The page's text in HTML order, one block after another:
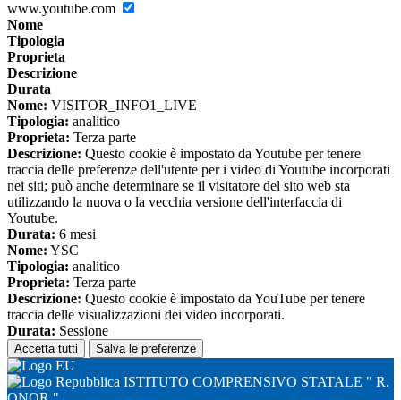
www.youtube.com
Nome
Tipologia
Proprieta
Descrizione
Durata
Nome: VISITOR_INFO1_LIVE
Tipologia: analitico
Proprieta: Terza parte
Descrizione: Questo cookie è impostato da Youtube per tenere
traccia delle preferenze dell'utente per i video di Youtube incorporati
nei siti; può anche determinare se il visitatore del sito web sta
utilizzando la nuova o la vecchia versione dell'interfaccia di
Youtube.
Durata: 6 mesi
Nome: YSC
Tipologia: analitico
Proprieta: Terza parte
Descrizione: Questo cookie è impostato da YouTube per tenere
traccia delle visualizzazioni dei video incorporati.
Durata: Sessione
Accetta tutti Salva le preferenze
ISTITUTO COMPRENSIVO STATALE " R.